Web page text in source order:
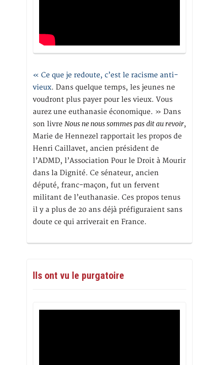
« Ce que je redoute, c’est le racisme anti-
vieux. Dans quelque temps, les jeunes ne
voudront plus payer pour les vieux. Vous
aurez une euthanasie économique. » Dans
son livre Nous ne nous sommes pas dit au revoir,
Marie de Hennezel rapportait les propos de
Henri Caillavet, ancien président de
l’ADMD, l’Association Pour le Droit à Mourir
dans la Dignité. Ce sénateur, ancien
député, franc-maçon, fut un fervent
militant de l’euthanasie. Ces propos tenus
il y a plus de 20 ans déjà préfiguraient sans
doute ce qui arriverait en France.
Ils ont vu le purgatoire